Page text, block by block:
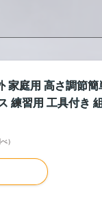
家庭用 高さ調節
練習用 工具付き
）